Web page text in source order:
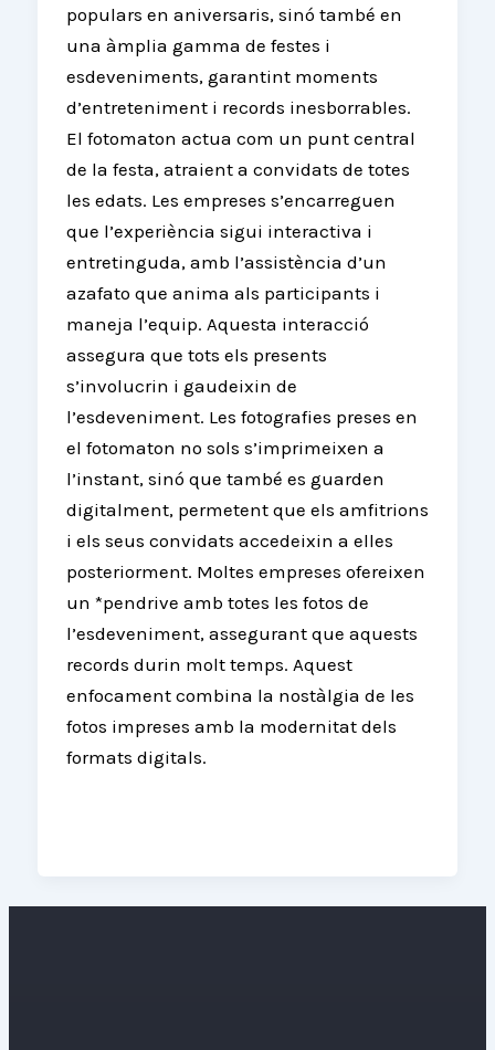
populars en aniversaris, sinó també en
una àmplia gamma de festes i
esdeveniments, garantint moments
d’entreteniment i records inesborrables.
El fotomaton actua com un punt central
de la festa, atraient a convidats de totes
les edats. Les empreses s’encarreguen
que l’experiència sigui interactiva i
entretinguda, amb l’assistència d’un
azafato que anima als participants i
maneja l’equip. Aquesta interacció
assegura que tots els presents
s’involucrin i gaudeixin de
l’esdeveniment. Les fotografies preses en
el fotomaton no sols s’imprimeixen a
l’instant, sinó que també es guarden
digitalment, permetent que els amfitrions
i els seus convidats accedeixin a elles
posteriorment. Moltes empreses ofereixen
un *pendrive amb totes les fotos de
l’esdeveniment, assegurant que aquests
records durin molt temps. Aquest
enfocament combina la nostàlgia de les
fotos impreses amb la modernitat dels
formats digitals.